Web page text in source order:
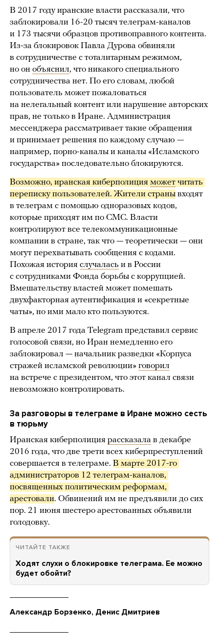
В 2017 году иранские власти рассказали, что
заблокировали 16-20 тысяч телеграм-каналов
и 173 тысячи образцов противоправного контента.
Из-за блокировок Павла Дурова обвиняли
в сотрудничестве с тоталитарным режимом,
но он объяснил, что никакого специального
сотрудничества нет. По его словам, любой
пользователь может пожаловаться
на нелегальный контент или нарушение авторских
прав, не только в Иране. Администрация
мессенджера рассматривает такие обращения
и принимает решения по каждому случаю —
например, порно-каналы и каналы «Исламского
государства» последовательно блокируются.
Возможно, иранская киберполиция может читать
переписку пользователей. Жители страны входят
в телеграм с помощью одноразовых кодов,
которые приходят им по СМС. Власти
контролируют все телекоммуникационные
компании в стране, так что — теоретически — они
могут перехватывать сообщения с кодами.
Похожая история случалась и в России
с сотрудниками Фонда борьбы с коррупцией.
Вмешательству властей может помешать
двухфакторная аутентификация и «секретные
чаты», но ими мало кто пользуются.
В апреле 2017 года Telegram представил сервис
голосовой связи, но Иран немедленно его
заблокировал — начальник разведки «Корпуса
cтражей исламской революции» говорил
на встрече с президентом, что этот канал связи
невозможно контролировать.
За разговоры в телеграме в Иране можно сесть
в тюрьму
Иранская киберполиция рассказала в декабре
2016 года, что две трети всех киберпреступлений
совершается в телеграме. В марте 2017-го
администраторов 12 телеграм-каналов,
посвященных политическим реформам,
арестовали. Обвинений им не предъявили до сих
пор. 21 июня шестеро арестованных объявили
голодовку.
ЧИТАЙТЕ ТАКЖЕ
Ходят слухи о блокировке телеграма. Ее можно
будет обойти?
Александр Борзенко, Денис Дмитриев